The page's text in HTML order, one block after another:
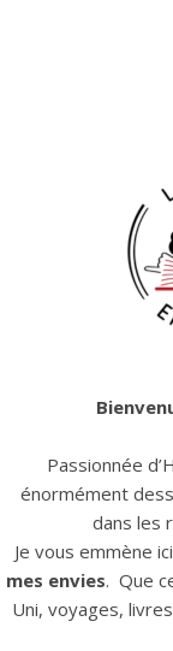
Passionnée
énormément
dans les
Je vous emmène
mes envies. Que
Uni, voyages,